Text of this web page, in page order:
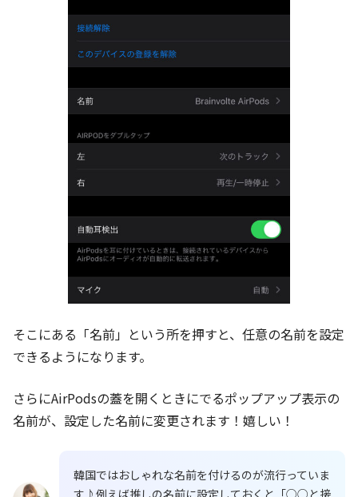
そこにある「名前」という所を押すと、任意の名前を設定
できるようになります。
さらにAirPodsの蓋を開くときにでるポップアップ表示の
名前が、設定した名前に変更されます！嬉しい！
韓国ではおしゃれな名前を付けるのが流行っていま